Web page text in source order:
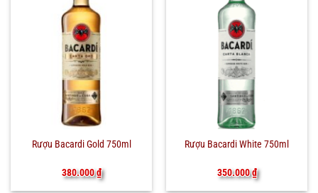
Rượu Bacardi Gold 750ml
380.000₫
Rượu Bacardi White 750ml
350.000₫